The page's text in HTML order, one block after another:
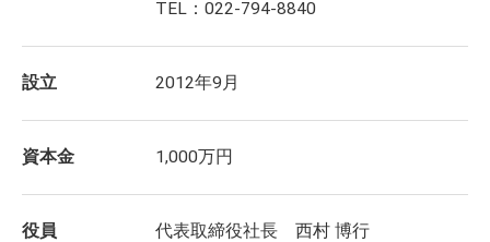
TEL：022-794-8840
設立 2012年9月
資本金 1,000万円
役員
代表取締役社長 西村 博行